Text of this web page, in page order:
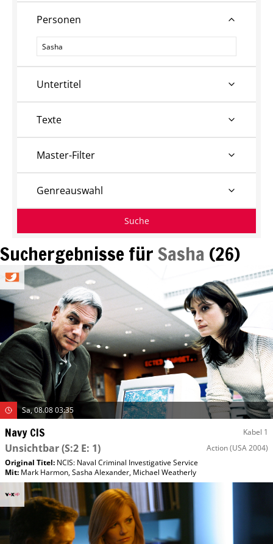
Suchergebnisse fürSasha (26)
Sa, 08.08 03:35
Navy CIS Kabel 1
Unsichtbar(S:2 E: 1) Action(USA 2004)
Original Titel: NCIS: Naval Criminal Investigative Service
Mit: Mark Harmon,Sasha Alexander, Michael Weatherly
Personen
Personen
Untertitel
Texte
Master-Filter
Genreauswahl
Suche